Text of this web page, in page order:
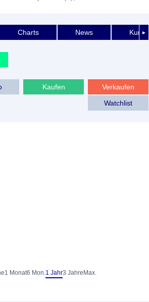
►
Charts News
Verkaufen
Kaufen
Watchlist
1 Monat6 Mon.1 Jahr3 Jahre Max.